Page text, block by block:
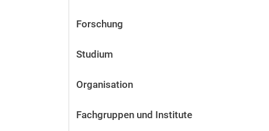
Forschung
Studium
Organisation
Fachgruppen und Institute